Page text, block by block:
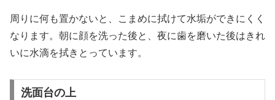
周りに何も置かないと、こまめに拭けて水垢ができにくく
なります。朝に顔を洗った後と、夜に歯を磨いた後はきれ
いに水滴を拭きとっています。
洗面台の上